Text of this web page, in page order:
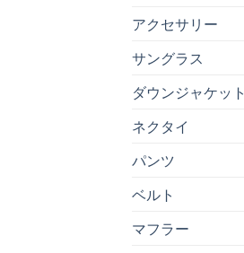
アクセサリー
サングラス
ダウンジャケット
ネクタイ
パンツ
ベルト
マフラー